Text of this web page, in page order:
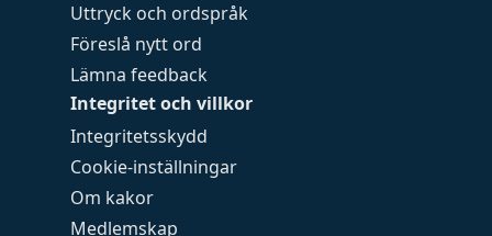
Uttryck och ordspråk
Föreslå nytt ord
Lämna feedback
Integritet och villkor
Integritetsskydd
Cookie-inställningar
Om kakor
Medlemskap